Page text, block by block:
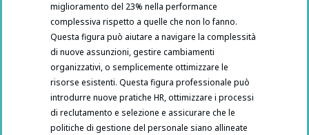
miglioramento del 23% nella performance
complessiva rispetto a quelle che non lo fanno.
Questa figura può aiutare a navigare la complessità
di nuove assunzioni, gestire cambiamenti
organizzativi, o semplicemente ottimizzare le
risorse esistenti. Questa figura professionale può
introdurre nuove pratiche HR, ottimizzare i processi
di reclutamento e selezione e assicurare che le
politiche di gestione del personale siano allineate